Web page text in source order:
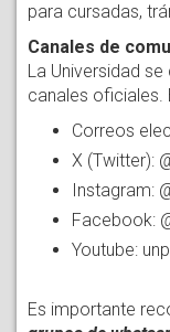
para cursadas,
Canales de
La Universidad
canales oficiales.
Correos
X (Twitter):
Instagram:
Facebook:
Youtube:
Es importante